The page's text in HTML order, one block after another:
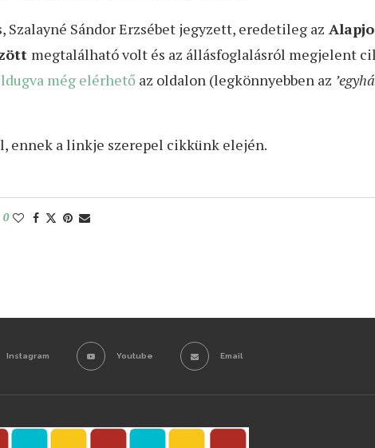
Sándor Erzsébet jegyzett, eredetileg az
megtalálható volt és az állásfoglalásról megjelent
még elérhető az oldalon (legkönnyebben az
ennek a linkje szerepel cikkünk elején.
0
Instagram Youtube Email